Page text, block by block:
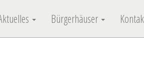
Bürgerhäuser